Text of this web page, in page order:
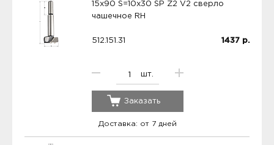
15x90 S=10x30 SP Z2 V2 сверло
чашечное RH
512.151.31
шт.
1437 р.
Заказать
Доставка: от 7 дней